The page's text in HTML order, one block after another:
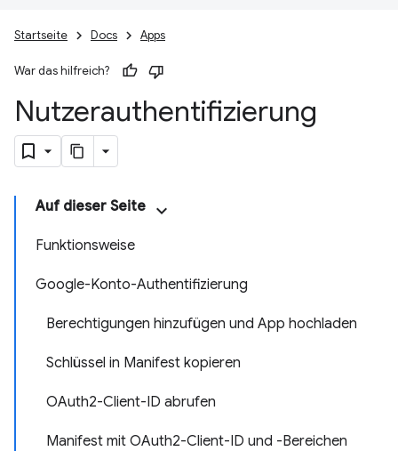
Startseite Docs Apps
War das hilfreich?
Nutzerauthentifizierung
Auf dieser Seite
Funktionsweise
Google-Konto-Authentifizierung
Berechtigungen hinzufügen und App hochladen
Schlüssel in Manifest kopieren
OAuth2-Client-ID abrufen
Manifest mit OAuth2-Client-ID und -Bereichen